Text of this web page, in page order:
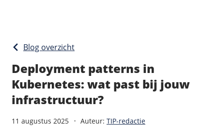
/Domeinnaam
Blog overzicht
Deployment patterns in
Kubernetes: wat past bij jouw
infrastructuur?
11 augustus 2025 Auteur: TIP-redactie